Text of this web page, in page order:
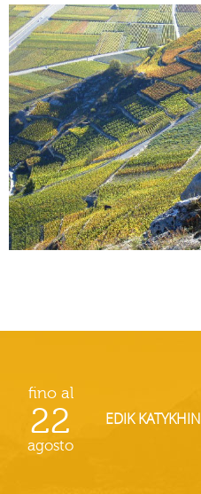
fino al
22
agosto
EDIK KATYKHIN